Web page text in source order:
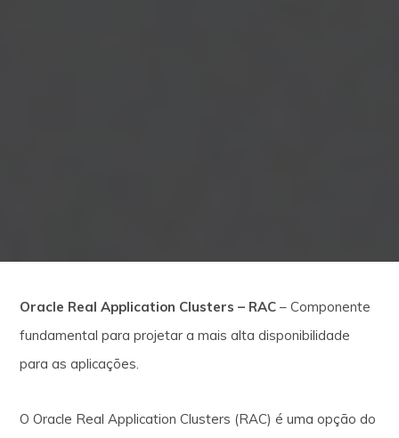
Oracle Real Application Clusters – RAC – Componente
fundamental para projetar a mais alta disponibilidade
para as aplicações.
O Oracle Real Application Clusters (RAC) é uma opção do